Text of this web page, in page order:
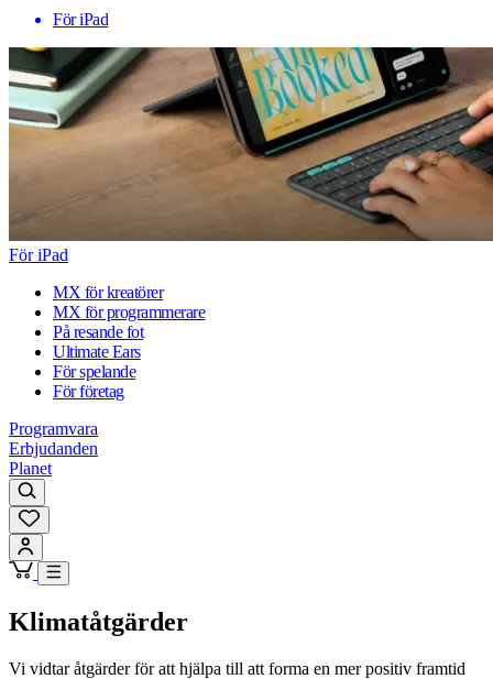
För iPad
För iPad
MX för kreatörer
MX för programmerare
På resande fot
Ultimate Ears
För spelande
För företag
Programvara
Erbjudanden
Planet
Klimatåtgärder
Vi vidtar åtgärder för att hjälpa till att forma en mer positiv framtid